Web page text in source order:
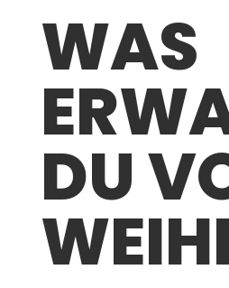
WAS
DU